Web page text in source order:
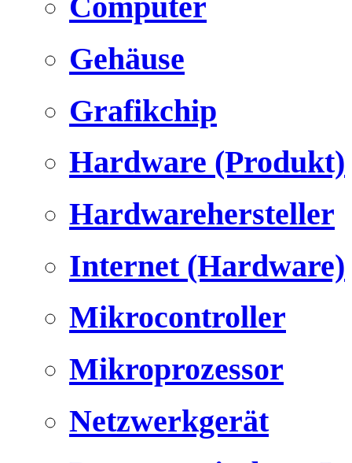
Gehäuse
Grafikchip
Hardware (Produkt)
Hardwarehersteller
Internet (Hardware)
Mikrocontroller
Mikroprozessor
Netzwerkgerät